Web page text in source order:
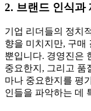
2. 브랜드 인식과
기업 리더들의 정치
향을 미치지만, 구매
뿐입니다. 경영진은
중요한지, 그리고 품
마나 중요한지를 평
인들을 파악하는 데